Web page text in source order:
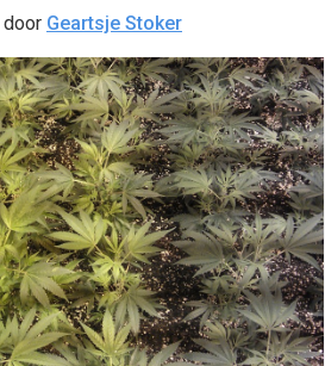
door Geartsje Stoker